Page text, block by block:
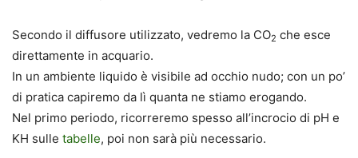
Secondo il diffusore utilizzato, vedremo la CO2 che esce
direttamente in acquario.
In un ambiente liquido è visibile ad occhio nudo; con un po’
di pratica capiremo da lì quanta ne stiamo erogando.
Nel primo periodo, ricorreremo spesso all’incrocio di pH e
KH sulle tabelle, poi non sarà più necessario.